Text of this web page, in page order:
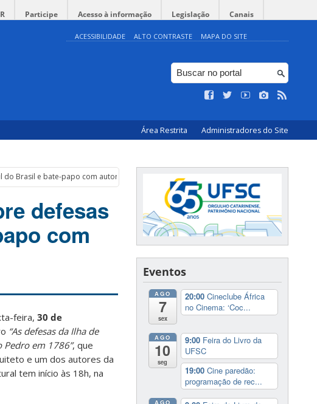
Participe Acesso à informação Legislação Canais
ACESSIBILIDADE ALTO CONTRASTE MAPA DO SITE
Área Restrita Administradores do Site
do Brasil e bate-papo com autor
defesas
com
feira, 30 de
“As defesas da Ilha de
Pedro em 1786”, que
e um dos autores da
tem início às 18h, na
Eventos
AGO
7
sex
20:00 Cineclube África
no Cinema: ‘Coc...
AGO
10
seg
9:00 Feira do Livro da
UFSC
19:00 Cine paredão:
programação de rec...
AGO